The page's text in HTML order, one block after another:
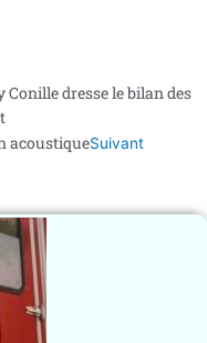
Conille dresse le bilan des
acoustiqueSuivant